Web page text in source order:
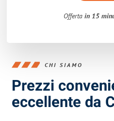
Offerta in 15
CHI SIAMO
Prezzi
eccellente da